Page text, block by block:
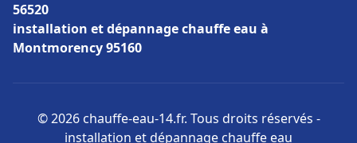
56520
installation et dépannage chauffe eau à
Montmorency 95160
© 2026 chauffe-eau-14.fr. Tous droits réservés -
installation et dépannage chauffe eau